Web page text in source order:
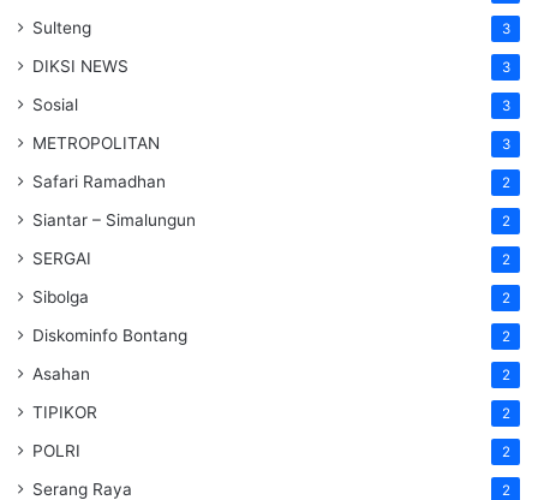
Sulteng 3
DIKSI NEWS 3
Sosial 3
METROPOLITAN 3
Safari Ramadhan 2
Siantar – Simalungun 2
SERGAI 2
Sibolga 2
Diskominfo Bontang 2
Asahan 2
TIPIKOR 2
POLRI 2
Serang Raya 2